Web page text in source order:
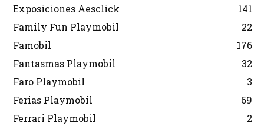
Exposiciones Aesclick
141
Family Fun Playmobil
22
Famobil
176
Fantasmas Playmobil
32
Faro Playmobil
3
Ferias Playmobil
69
Ferrari Playmobil
2